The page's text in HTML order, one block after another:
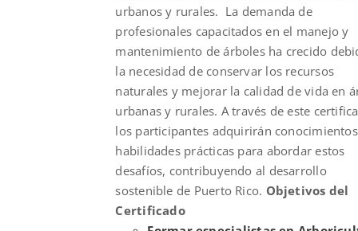
urbanos y rurales. La demanda de
profesionales capacitados en el manejo y
mantenimiento de árboles ha crecido
la necesidad de conservar los recursos
naturales y mejorar la calidad de vida en
urbanas y rurales. A través de este
los participantes adquirirán
habilidades prácticas para abordar estos
desafíos, contribuyendo al desarrollo
sostenible de Puerto Rico. Objetivos del
Certificado